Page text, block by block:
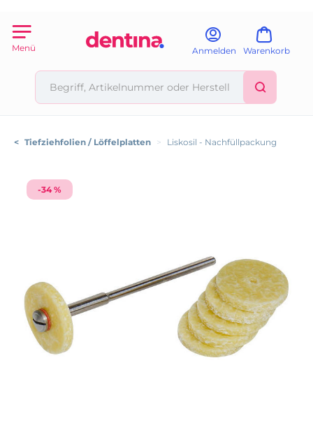
Menü Anmelden Warenkorb
< Tiefziehfolien / Löffelplatten > Liskosil - Nachfüllpackung
-34 %